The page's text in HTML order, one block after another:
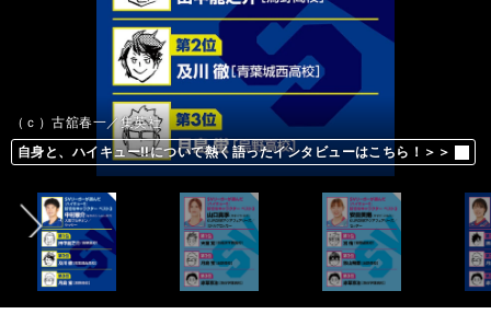
自身と、ハイキュー‼について熱く語ったインタビューはこちら！＞＞
自身と、ハイキュー‼について熱く語ったインタビューはこちら！＞＞
自身と、ハイキュー‼について熱く語ったインタビューはこちら！＞＞
自身と、ハイキュー‼について熱く語ったインタビューはこちら！＞＞
自身と、ハイキュー‼について熱く語ったインタビューはこちら！＞＞
自身と、ハイキュー‼について熱く語ったインタビューはこちら！＞＞
自身と、ハイキュー‼について熱く語ったインタビューはこちら！＞＞
自身と、ハイキュー‼について熱く語ったインタビューはこちら！＞＞
自身と、ハイキュー‼について熱く語ったインタビューはこちら！＞＞
自身と、ハイキュー‼について熱く語ったインタビューはこちら！＞＞
自身と、ハイキュー‼について熱く語ったインタビューはこちら！＞＞
自身と、ハイキュー‼について熱く語ったインタビューはこちら！＞＞
自身と、ハイキュー‼について熱く語ったインタビューはこちら！＞＞
自身と、ハイキュー‼について熱く語ったインタビューはこちら！＞＞
自身と、ハイキュー‼について熱く語ったインタビューはこちら！＞＞
自身と、ハイキュー‼について熱く語ったインタビューはこちら！＞＞
自身と、ハイキュー‼について熱く語ったインタビューはこちら！＞＞
自身と、ハイキュー‼について熱く語ったインタビューはこちら！＞＞
自身と、ハイキュー‼について熱く語ったインタビューはこちら！＞＞
自身と、ハイキュー‼について熱く語ったインタビューはこちら！＞＞
自身と、ハイキュー‼について熱く語ったインタビューはこちら！＞＞
自身と、ハイキュー‼について熱く語ったインタビューはこちら！＞＞
自身と、ハイキュー‼について熱く語ったインタビューはこちら！＞＞
自身と、ハイキュー‼について熱く語ったインタビューはこちら！＞＞
自身と、ハイキュー‼について熱く語ったインタビューはこちら！＞＞
自身と、ハイキュー‼について熱く語ったインタビューはこちら！＞＞
自身と、ハイキュー‼について熱く語ったインタビューはこちら！＞＞
自身と、ハイキュー‼について熱く語ったインタビューはこちら！＞＞
自身と、ハイキュー‼について熱く語ったインタビューはこちら！＞＞
（ｃ）古舘春一／集英社
自身と、ハイキュー‼について熱く語ったインタビューはこちら！＞＞
自身と、ハイキュー‼について熱く語ったインタビューはこちら！＞＞
自身と、ハイキュー‼について熱く語ったインタビューはこちら！＞＞
自身と、ハイキュー‼について熱く語ったインタビューはこちら！＞＞
自身と、ハイキュー‼について熱く語ったインタビューはこちら！＞＞
自身と、ハイキュー‼について熱く語ったインタビューはこちら！＞＞
自身と、ハイキュー‼について熱く語ったインタビューはこちら！＞＞
自身と、ハイキュー‼について熱く語ったインタビューはこちら！＞＞
自身と、ハイキュー‼について熱く語ったインタビューはこちら！＞＞
自身と、ハイキュー‼について熱く語ったインタビューはこちら！＞＞
自身と、ハイキュー‼について熱く語ったインタビューはこちら！＞＞
自身と、ハイキュー‼について熱く語ったインタビューはこちら！＞＞
自身と、ハイキュー‼について熱く語ったインタビューはこちら！＞＞
自身と、ハイキュー‼について熱く語ったインタビューはこちら！＞＞
自身と、ハイキュー‼について熱く語ったインタビューはこちら！＞＞
自身と、ハイキュー‼について熱く語ったインタビューはこちら！＞＞
自身と、ハイキュー‼について熱く語ったインタビューはこちら！＞＞
自身と、ハイキュー‼について熱く語ったインタビューはこちら！＞＞
自身と、ハイキュー‼について熱く語ったインタビューはこちら！＞＞
自身と、ハイキュー‼について熱く語ったインタビューはこちら！＞＞
自身と、ハイキュー‼について熱く語ったインタビューはこちら！＞＞
前へ